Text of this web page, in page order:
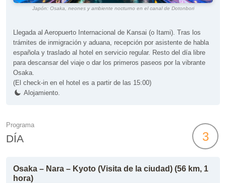
Japón: Osaka, neones y ambiente nocturno en el canal de Dotonbori
Llegada al Aeropuerto Internacional de Kansai (o Itami). Tras los
trámites de inmigración y aduana, recepción por asistente de habla
española y traslado al hotel en servicio regular. Resto del día libre
para descansar del viaje o dar los primeros paseos por la vibrante
Osaka.
(El check-in en el hotel es a partir de las 15:00)
Alojamiento.
Programa
DÍA 3
Osaka – Nara – Kyoto (Visita de la ciudad) (56 km, 1
hora)